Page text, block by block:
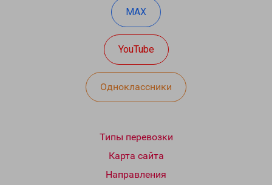
MAX
YouTube
Одноклассники
Типы перевозки
Карта сайта
Направления